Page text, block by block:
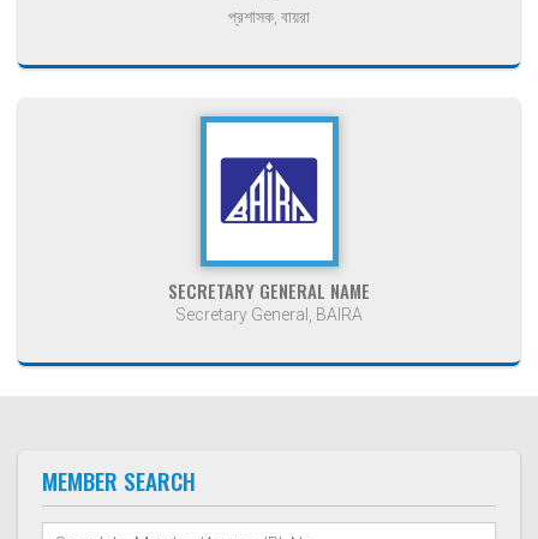
প্রশাসক, বায়রা
SECRETARY GENERAL NAME
Secretary General, BAIRA
MEMBER SEARCH